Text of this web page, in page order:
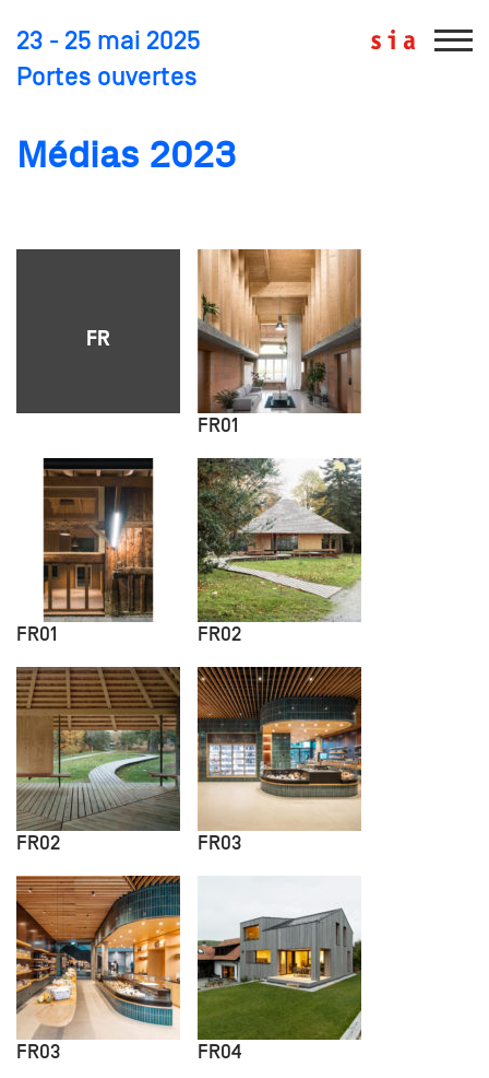
23 - 25 mai 2025
Portes ouvertes
Médias 2023
FR
FR01
FR01 FR02
FR02 FR03
FR03 FR04